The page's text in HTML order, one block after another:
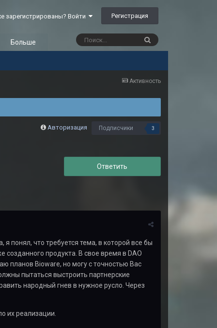
зарегистрированы? Войти Регистрация
Больше
Активность
Авторизация Подписчики 3
Ответить
понял, что требуется тема, в которой все бы
продукта. В свое время в DAO
планов Bioware, но могу с точностью Вас
пытаться выстроить партнерские
народный гнев в нужное русло. Через
их реализации.